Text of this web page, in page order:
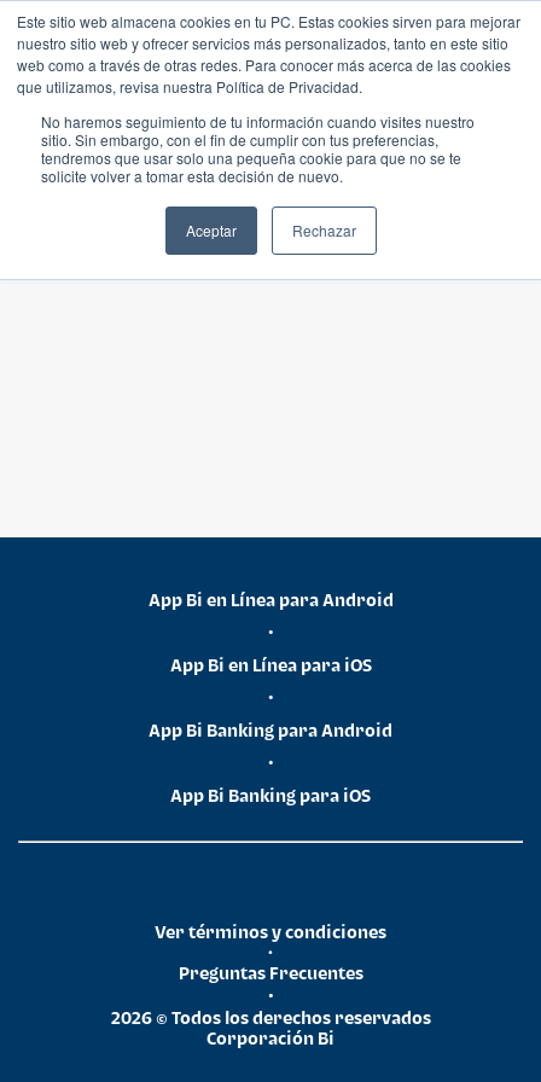
Este sitio web almacena cookies en tu PC. Estas cookies sirven para mejorar
nuestro sitio web y ofrecer servicios más personalizados, tanto en este sitio
web como a través de otras redes. Para conocer más acerca de las cookies
que utilizamos, revisa nuestra Política de Privacidad.
No haremos seguimiento de tu información cuando visites nuestro
sitio. Sin embargo, con el fin de cumplir con tus preferencias,
tendremos que usar solo una pequeña cookie para que no se te
solicite volver a tomar esta decisión de nuevo.
Aceptar Rechazar
App Bi en Línea para Android
•
App Bi en Línea para iOS
•
App Bi Banking para Android
•
App Bi Banking para iOS
2026 © Todos los derechos reservados
Corporación Bi
•
Preguntas Frecuentes
•
Ver términos y condiciones